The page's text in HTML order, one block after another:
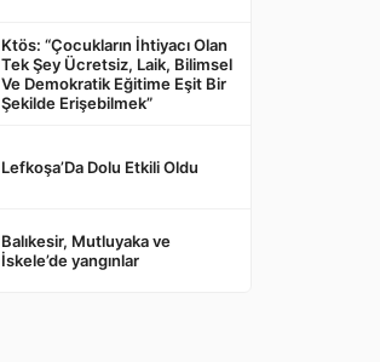
Ktös: “Çocukların İhtiyacı Olan
Tek Şey Ücretsiz, Laik, Bilimsel
Ve Demokratik Eğitime Eşit Bir
Şekilde Erişebilmek”
Lefkoşa’Da Dolu Etkili Oldu
Balıkesir, Mutluyaka ve
İskele’de yangınlar